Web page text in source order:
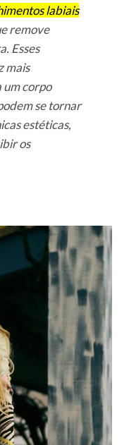
labiais
remove
Esses
mais
um corpo
se tornar
estéticas,
os